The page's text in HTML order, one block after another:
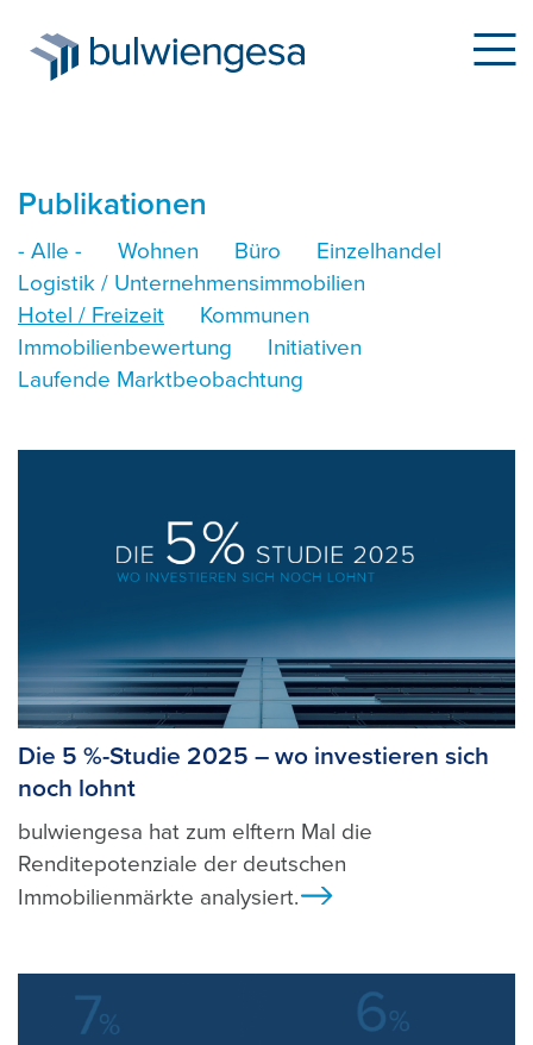
Direkt
Inhalt
Publikationen
- Alle - Wohnen Büro
Einzelhandel
Logistik / Unternehmensimmobilien
Hotel / Freizeit
Kommunen
Immobilienbewertung
Initiativen
Laufende Marktbeobachtung
Die 5 %-Studie 2025 – wo investieren sich
noch lohnt
bulwiengesa hat zum elftern Mal die
Renditepotenziale der deutschen
Immobilienmärkte analysiert.